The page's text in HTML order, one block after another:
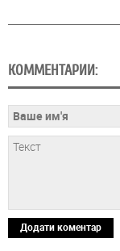
КОММЕНТАРИИ:
Додати коментар